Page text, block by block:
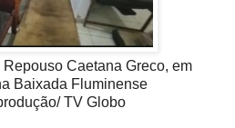
Repouso Caetana Greco, em
Baixada Fluminense
TV Globo